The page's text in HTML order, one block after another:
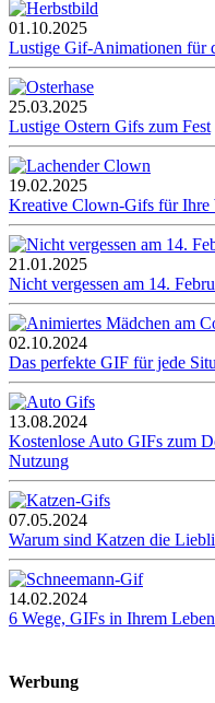
01.10.2025
Lustige Gif-Animationen für
25.03.2025
Lustige Ostern Gifs zum Fest
19.02.2025
Kreative Clown-Gifs für Ihre
21.01.2025
Nicht vergessen am 14.
02.10.2024
Das perfekte GIF für jede
13.08.2024
Kostenlose Auto GIFs zum
Nutzung
07.05.2024
Warum sind Katzen die
14.02.2024
6 Wege, GIFs in Ihrem
Werbung